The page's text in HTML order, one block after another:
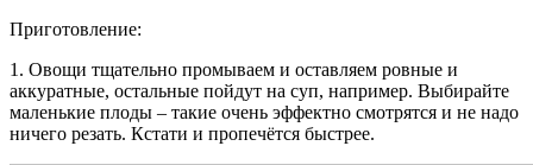
Приготовление:
1. Овощи тщательно промываем и оставляем ровные и
аккуратные, остальные пойдут на суп, например. Выбирайте
маленькие плоды – такие очень эффектно смотрятся и не надо
ничего резать. Кстати и пропечётся быстрее.